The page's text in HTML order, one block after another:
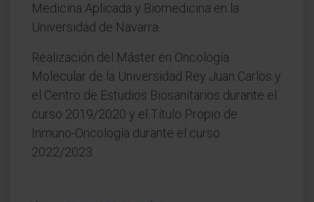
Medicina Aplicada y Biomedicina en la
Universidad de Navarra.
Realización del Máster en Oncología
Molecular de la Universidad Rey Juan Carlos y
el Centro de Estudios Biosanitarios durante el
curso 2019/2020 y el Título Propio de
Inmuno-Oncología durante el curso
2022/2023.